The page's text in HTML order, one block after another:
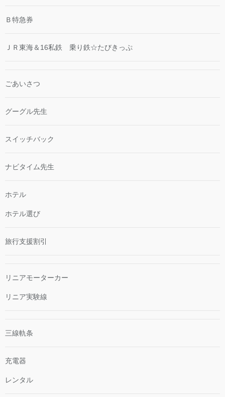
Ｂ特急券
ＪＲ東海＆16私鉄 乗り鉄☆たびきっぷ
ごあいさつ
グーグル先生
スイッチバック
ナビタイム先生
ホテル
ホテル選び
旅行支援割引
リニアモーターカー
リニア実験線
三線軌条
充電器
レンタル